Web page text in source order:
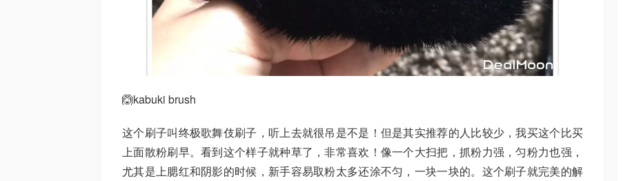
🙆kabuki brush
这个刷子叫终极歌舞伎刷子，听上去就很吊是不是！但是其实推荐的人比较少，我买这个比买
上面散粉刷早。看到这个样子就种草了，非常喜欢！像一个大扫把，抓粉力强，匀粉力也强，
尤其是上腮红和阴影的时候，新手容易取粉太多还涂不匀，一块一块的。这个刷子就完美的解